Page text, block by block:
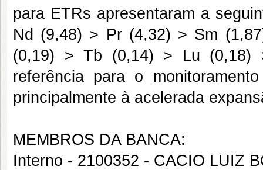
para ETRs apresentaram a
Nd (9,48) > Pr (4,32) > Sm
(0,19) > Tb (0,14) > Lu (0,18)
referência para o
principalmente à acelerada
MEMBROS DA BANCA:
Interno - 2100352 - CACIO LUIZ